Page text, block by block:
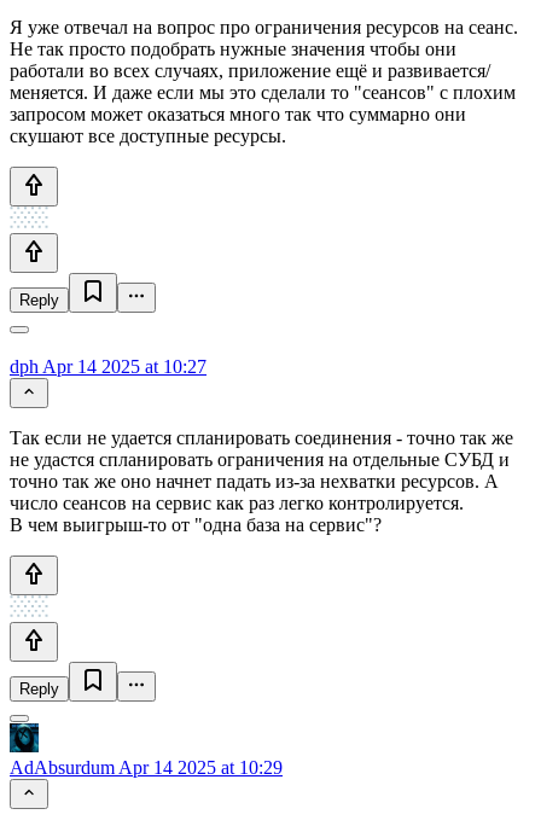
Я уже отвечал на вопрос про ограничения ресурсов на сеанс.
Не так просто подобрать нужные значения чтобы они
работали во всех случаях, приложение ещё и развивается/
меняется. И даже если мы это сделали то "сеансов" с плохим
запросом может оказаться много так что суммарно они
скушают все доступные ресурсы.
Reply
dph Apr 14 2025 at 10:27
Так если не удается спланировать соединения - точно так же
не удастся спланировать ограничения на отдельные СУБД и
точно так же оно начнет падать из-за нехватки ресурсов. А
число сеансов на сервис как раз легко контролируется.
В чем выигрыш-то от "одна база на сервис"?
Reply
AdAbsurdum Apr 14 2025 at 10:29